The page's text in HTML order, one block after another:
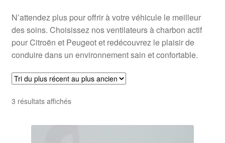
N’attendez plus pour offrir à votre véhicule le meilleur
des soins. Choisissez nos ventilateurs à charbon actif
pour Citroën et Peugeot et redécouvrez le plaisir de
conduire dans un environnement sain et confortable.
3 résultats affichésTrié
plus